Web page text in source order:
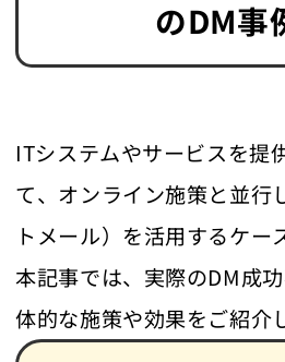
のDM事
ITシステムやサービスを提
て、オンライン施策と並行
トメール）を活用するケー
本記事では、実際のDM成
体的な施策や効果をご紹介